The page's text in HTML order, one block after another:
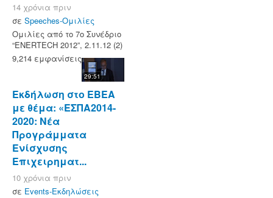
14 χρόνια πριν
σε Speeches-Ομιλίες
Ομιλίες από το 7ο Συνέδριο
“ENERTECH 2012”, 2.11.12 (2)
9,214 εμφανίσεις
29:51
Εκδήλωση στο ΕΒΕΑ
με θέμα: «ΕΣΠΑ2014-
2020: Νέα
Προγράμματα
Ενίσχυσης
Επιχειρηματ...
10 χρόνια πριν
σε Events-Εκδηλώσεις